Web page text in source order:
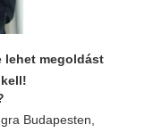
lehet megoldást
Budapesten,